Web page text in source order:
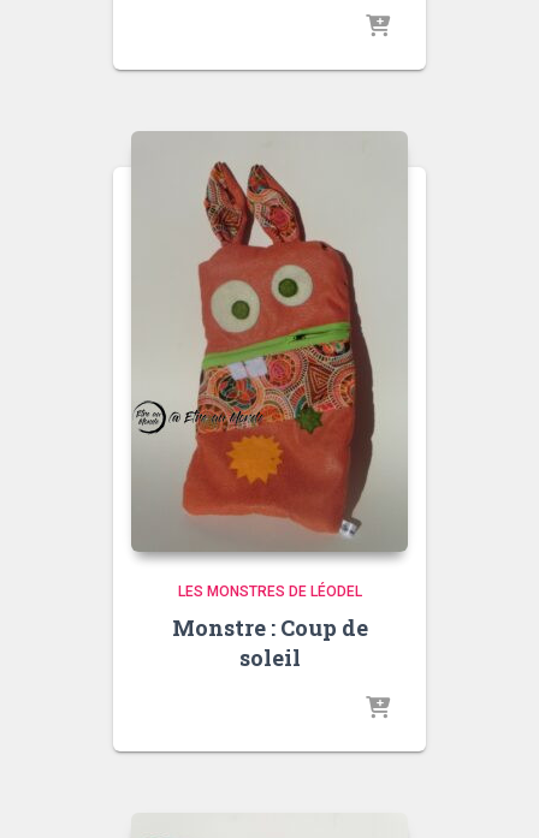
LES MONSTRES DE LÉODEL
Monstre : Coup de
soleil